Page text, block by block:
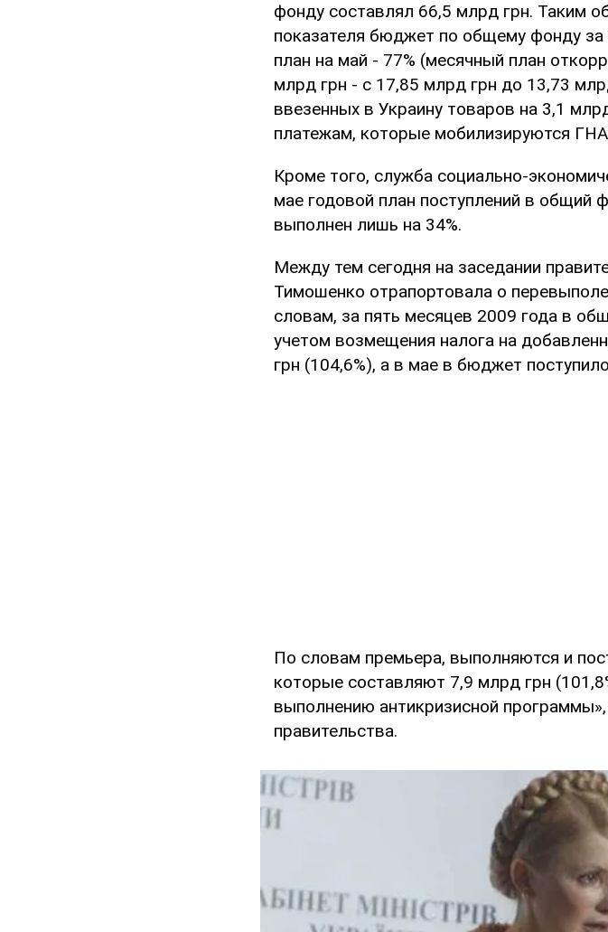
фонду составлял 66,5 млрд грн. Таким
показателя бюджет по общему фонду
план на май - 77% (месячный план
млрд грн - с 17,85 млрд грн до 13,73
ввезенных в Украину товаров на 3,1
платежам, которые мобилизируются
Кроме того, служба социально-
мае годовой план поступлений в общий
выполнен лишь на 34%.
Между тем сегодня на заседании
Тимошенко отрапортовала о
словам, за пять месяцев 2009 года в
учетом возмещения налога на
грн (104,6%), а в мае в бюджет
По словам премьера, выполняются и
которые составляют 7,9 млрд грн
выполнению антикризисной
правительства.